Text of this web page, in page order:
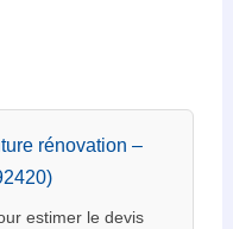
rénovation –
estimer le devis